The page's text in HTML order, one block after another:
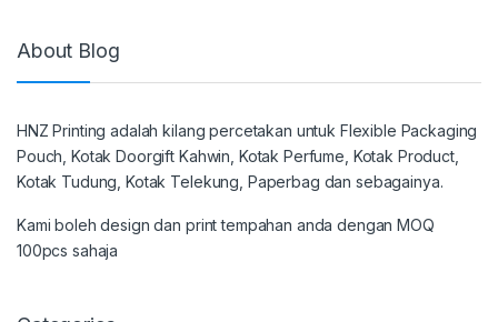
About Blog
HNZ Printing adalah kilang percetakan untuk Flexible Packaging
Pouch, Kotak Doorgift Kahwin, Kotak Perfume, Kotak Product,
Kotak Tudung, Kotak Telekung, Paperbag dan sebagainya.
Kami boleh design dan print tempahan anda dengan MOQ
100pcs sahaja